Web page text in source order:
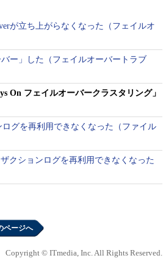
*1）ソリューションの概念のこと
スタンス（Failover Cluster
：AG）の2つに分類されます。
発生した場合に、サービス／業務を停止させ
ムの特徴のことです。例えば、ディスクを
、仮に物理ディスクが1つ故障しても他のデ
を止めない＝サービス／業務を止めないよう
Server Failover Clustering）」上で
。WSFCは複数のノード（サー
に動作し、あるノードに障害が発
全体として処理／サービスを続行
が立ち上がらなくなった（フェイルオ
ー」した（フェイルオーバートラブ
On フェイルオーバークラスタリング」
ログを再利用できなくなった（ファイル
クションログを再利用できなくなった
ページへ
Copyright © ITmedia, Inc. All Rights Reserved.